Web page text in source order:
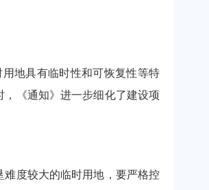
地具有临时性和可恢复性等特
《通知》进一步细化了建设项
度较大的临时用地，要严格控